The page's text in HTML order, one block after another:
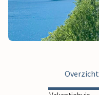
Overzicht